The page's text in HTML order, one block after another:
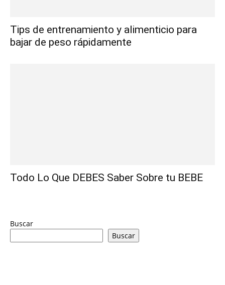
Tips de entrenamiento y alimenticio para
bajar de peso rápidamente
Todo Lo Que DEBES Saber Sobre tu BEBE
Buscar
Buscar